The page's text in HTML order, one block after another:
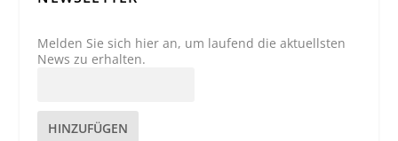
Melden Sie sich hier an, um laufend die aktuellsten
News zu erhalten.
HINZUFÜGEN